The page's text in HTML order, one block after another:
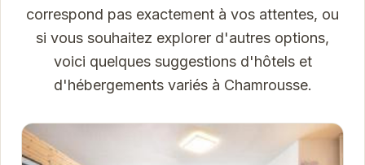
correspond pas exactement à vos attentes, ou
si vous souhaitez explorer d'autres options,
voici quelques suggestions d'hôtels et
d'hébergements variés à Chamrousse.